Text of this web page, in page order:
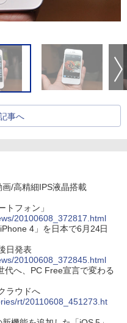
事へ
/高精細IPS液晶搭載
トフォン」
20100608_372817.html
4」を日本で6月24日
日発表
20100608_372845.html
代へ、PC Free宣言で変わる
ラウドへ
rt/20110608_451273.ht